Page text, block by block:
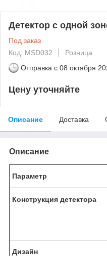
Детектор с одной
Под заказ
Код: MSD032
Розница
Отправка с 08 октября
Цену уточняйте
Описание Доставка
Описание
Параметр
Конструкция детектора
Дизайн